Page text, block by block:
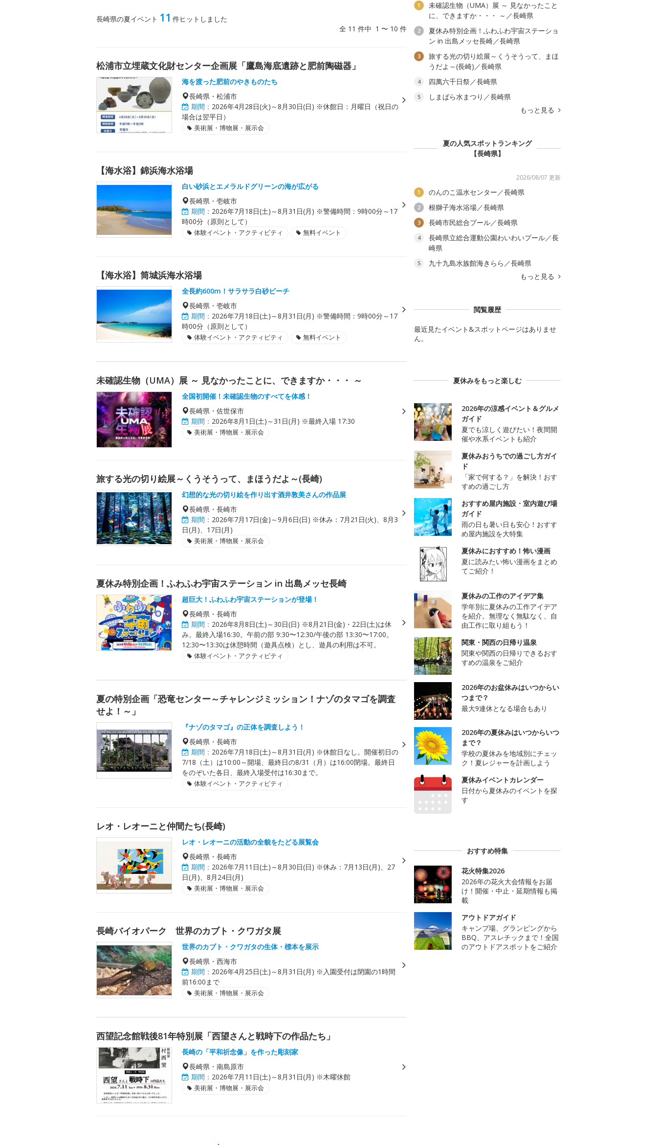
長崎県の夏イベント 11 件ヒットしました
全 11 件中 1 〜 10 件
松浦市立埋蔵文化財センター企画展「鷹島海底遺跡と肥前陶磁器」
海を渡った肥前のやきものたち
長崎県・松浦市
期間： 2026年4月28日(火)～8月30日(日) ※休館日：月曜日（祝日の
場合は翌平日）
美術展・博物展・展示会
【海水浴】錦浜海水浴場
白い砂浜とエメラルドグリーンの海が広がる
長崎県・壱岐市
期間： 2026年7月18日(土)～8月31日(月) ※警備時間：9時00分～17
時00分（原則として）
体験イベント・アクティビティ 無料イベント
【海水浴】筒城浜海水浴場
全長約600m！サラサラ白砂ビーチ
長崎県・壱岐市
期間： 2026年7月18日(土)～8月31日(月) ※警備時間：9時00分～17
時00分（原則として）
体験イベント・アクティビティ 無料イベント
未確認生物（UMA）展 ～ 見なかったことに、できますか・・・ ～
全国初開催！未確認生物のすべてを体感！
長崎県・佐世保市
期間： 2026年8月1日(土)～31日(月) ※最終入場 17:30
美術展・博物展・展示会
旅する光の切り絵展～くうそうって、まほうだよ～(長崎)
幻想的な光の切り絵を作り出す酒井敦美さんの作品展
長崎県・長崎市
期間： 2026年7月17日(金)～9月6日(日) ※休み：7月21日(火)、8月3
日(月)、17日(月)
美術展・博物展・展示会
夏休み特別企画！ふわふわ宇宙ステーション in 出島メッセ長崎
超巨大！ふわふわ宇宙ステーションが登場！
長崎県・長崎市
期間： 2026年8月8日(土)～30日(日) ※8月21日(金)・22日(土)は休
み。最終入場16:30。午前の部 9:30〜12:30/午後の部 13:30〜17:00。
12:30〜13:30は休憩時間（遊具点検）とし、遊具の利用は不可。
体験イベント・アクティビティ
夏の特別企画「恐竜センター～チャレンジミッション！ナゾのタマゴを調査
せよ！～」
『ナゾのタマゴ』の正体を調査しよう！
長崎県・長崎市
期間： 2026年7月18日(土)～8月31日(月) ※休館日なし。開催初日の
7/18（土）は10:00～開場、最終日の8/31（月）は16:00閉場。最終日
をのぞいた各日、最終入場受付は16:30まで。
体験イベント・アクティビティ
レオ・レオーニと仲間たち(長崎)
レオ・レオーニの活動の全貌をたどる展覧会
長崎県・長崎市
期間： 2026年7月11日(土)～8月30日(日) ※休み：7月13日(月)、27
日(月)、8月24日(月)
美術展・博物展・展示会
長崎バイオパーク 世界のカブト・クワガタ展
世界のカブト・クワガタの生体・標本を展示
長崎県・西海市
期間： 2026年4月25日(土)～8月31日(月) ※入園受付は閉園の1時間
前16:00まで
美術展・博物展・展示会
西望記念館戦後81年特別展「西望さんと戦時下の作品たち」
長崎の「平和祈念像」を作った彫刻家
長崎県・南島原市
期間： 2026年7月11日(土)～8月31日(月) ※木曜休館
美術展・博物展・展示会
1
未確認生物（UMA）展 ～ 見なかったこと
に、できますか・・・ ～／長崎県
2
夏休み特別企画！ふわふわ宇宙ステーショ
ン in 出島メッセ長崎／長崎県
3
旅する光の切り絵展～くうそうって、まほ
うだよ～(長崎)／長崎県
4 四萬六千日祭／長崎県
5
しまばら水まつり／長崎県
もっと見る
夏の人気スポットランキング
【長崎県】
2026/08/07 更新
1 のんのこ温水センター／長崎県
2 根獅子海水浴場／長崎県
3 長崎市民総合プール／長崎県
4
長崎県立総合運動公園わいわいプール／長
崎県
5
九十九島水族館海きらら／長崎県
もっと見る
閲覧履歴
最近見たイベント&スポットページはありませ
ん。
夏休みをもっと楽しむ
2026年の涼感イベント＆グルメ
ガイド
夏でも涼しく遊びたい！夜間開
催や水系イベントも紹介
夏休みおうちでの過ごし方ガイ
ド
「家で何する？」を解決！おす
すめの過ごし方
おすすめ屋内施設・室内遊び場
ガイド
雨の日も暑い日も安心！おすす
め屋内施設を大特集
夏休みにおすすめ！怖い漫画
夏に読みたい怖い漫画をまとめ
てご紹介！
夏休みの工作のアイデア集
学年別に夏休みの工作アイデア
を紹介。無理なく無駄なく、自
由工作に取り組もう！
関東・関西の日帰り温泉
関東や関西の日帰りできるおす
すめの温泉をご紹介
2026年のお盆休みはいつからい
つまで？
最大9連休となる場合もあり
2026年の夏休みはいつからいつ
まで？
学校の夏休みを地域別にチェッ
ク！夏レジャーを計画しよう
夏休みイベントカレンダー
日付から夏休みのイベントを探
す
おすすめ特集
花火特集2026
2026年の花火大会情報をお届
け！開催・中止・延期情報も掲
載
アウトドアガイド
キャンプ場、グランピングから
BBQ、アスレチックまで！全国
のアウトドアスポットをご紹介